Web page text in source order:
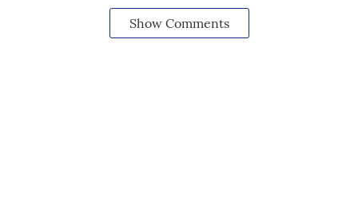
Show Comments